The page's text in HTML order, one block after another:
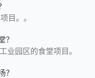
目。。
？
业园区的食堂项目。
？